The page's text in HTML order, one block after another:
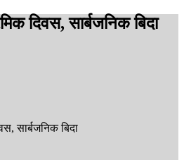
दिवस, सार्बजनिक बिदा